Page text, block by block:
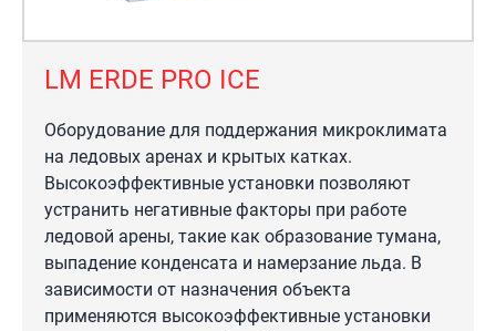
LM ERDE PRO ICE
Оборудование для поддержания микроклимата
на ледовых аренах и крытых катках.
Высокоэффективные установки позволяют
устранить негативные факторы при работе
ледовой арены, такие как образование тумана,
выпадение конденсата и намерзание льда. В
зависимости от назначения объекта
применяются высокоэффективные установки